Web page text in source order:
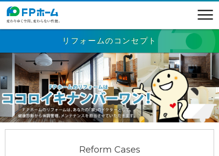
リフォームのコンセプト
Reform Cases